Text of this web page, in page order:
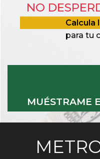
NO
Calcula
para tu
MUÉSTRAME